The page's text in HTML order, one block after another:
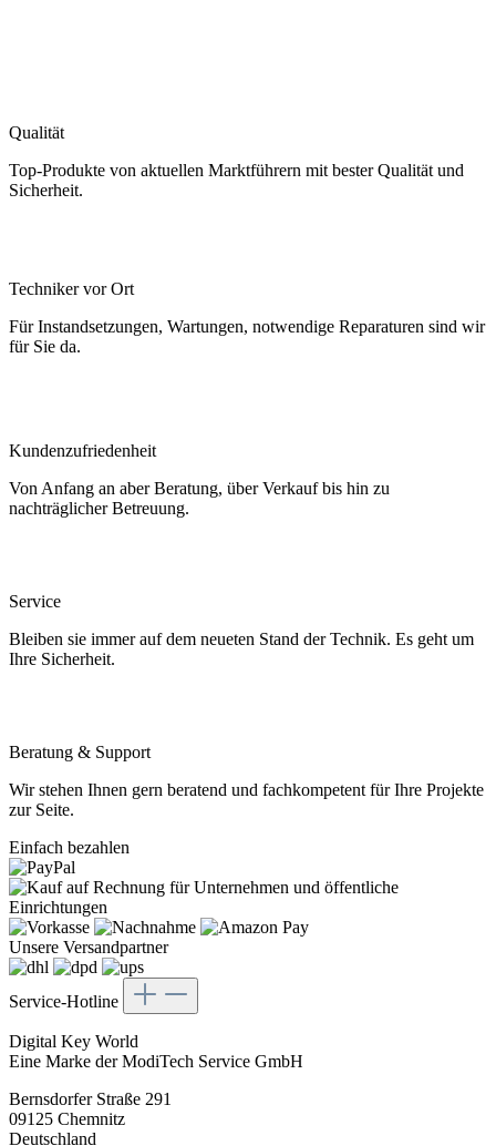
Qualität
Top-Produkte von aktuellen Marktführern mit bester Qualität und
Sicherheit.
Techniker vor Ort
Für Instandsetzungen, Wartungen, notwendige Reparaturen sind wir
für Sie da.
Kundenzufriedenheit
Von Anfang an aber Beratung, über Verkauf bis hin zu
nachträglicher Betreuung.
Service
Bleiben sie immer auf dem neueten Stand der Technik. Es geht um
Ihre Sicherheit.
Beratung & Support
Wir stehen Ihnen gern beratend und fachkompetent für Ihre Projekte
zur Seite.
Einfach bezahlen
Unsere Versandpartner
Service-Hotline
Digital Key World
Eine Marke der ModiTech Service GmbH
Bernsdorfer Straße 291
09125 Chemnitz
Deutschland